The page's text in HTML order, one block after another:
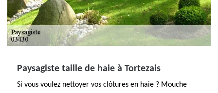
Paysagiste taille de haie à Tortezais
Si vous voulez nettoyer vos clôtures en haie ? Mouche